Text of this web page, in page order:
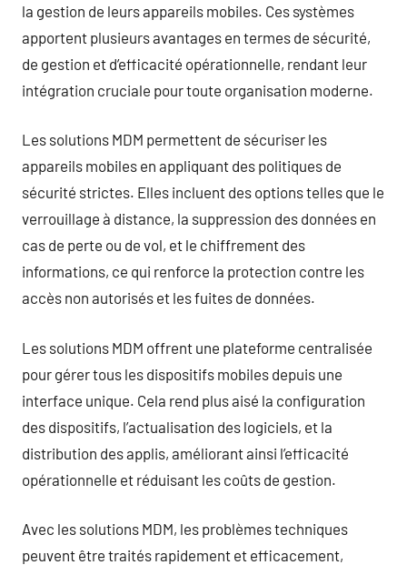
la gestion de leurs appareils mobiles. Ces systèmes
apportent plusieurs avantages en termes de sécurité,
de gestion et d’efficacité opérationnelle, rendant leur
intégration cruciale pour toute organisation moderne.
Les solutions MDM permettent de sécuriser les
appareils mobiles en appliquant des politiques de
sécurité strictes. Elles incluent des options telles que le
verrouillage à distance, la suppression des données en
cas de perte ou de vol, et le chiffrement des
informations, ce qui renforce la protection contre les
accès non autorisés et les fuites de données.
Les solutions MDM offrent une plateforme centralisée
pour gérer tous les dispositifs mobiles depuis une
interface unique. Cela rend plus aisé la configuration
des dispositifs, l’actualisation des logiciels, et la
distribution des applis, améliorant ainsi l’efficacité
opérationnelle et réduisant les coûts de gestion.
Avec les solutions MDM, les problèmes techniques
peuvent être traités rapidement et efficacement,